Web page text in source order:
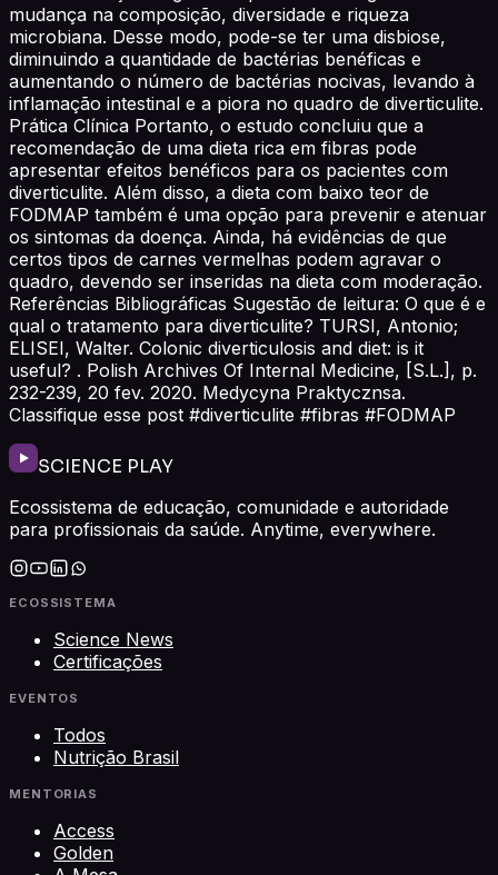
mudança na composição, diversidade e riqueza
microbiana. Desse modo, pode-se ter uma disbiose,
diminuindo a quantidade de bactérias benéficas e
aumentando o número de bactérias nocivas, levando à
inflamação intestinal e a piora no quadro de diverticulite.
Prática Clínica Portanto, o estudo concluiu que a
recomendação de uma dieta rica em fibras pode
apresentar efeitos benéficos para os pacientes com
diverticulite. Além disso, a dieta com baixo teor de
FODMAP também é uma opção para prevenir e atenuar
os sintomas da doença. Ainda, há evidências de que
certos tipos de carnes vermelhas podem agravar o
quadro, devendo ser inseridas na dieta com moderação.
Referências Bibliográficas Sugestão de leitura: O que é e
qual o tratamento para diverticulite? TURSI, Antonio;
ELISEI, Walter. Colonic diverticulosis and diet: is it
useful? . Polish Archives Of Internal Medicine, [S.L.], p.
232-239, 20 fev. 2020. Medycyna Praktycznsa.
Classifique esse post #diverticulite #fibras #FODMAP
SCIENCE PLAY
Ecossistema de educação, comunidade e autoridade
para profissionais da saúde. Anytime, everywhere.
ECOSSISTEMA
Science News
Certificações
EVENTOS
Todos
Nutrição Brasil
MENTORIAS
Access
Golden